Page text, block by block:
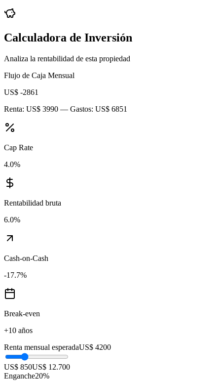
Calculadora de Inversión
Analiza la rentabilidad de esta propiedad
Flujo de Caja Mensual
US$ -2861
Renta: US$ 3990 — Gastos: US$ 6851
Cap Rate
4.0%
Rentabilidad bruta
6.0%
Cash-on-Cash
-17.7%
Break-even
+10 años
Renta mensual esperadaUS$ 4200
US$ 850US$ 12.700
Enganche20%